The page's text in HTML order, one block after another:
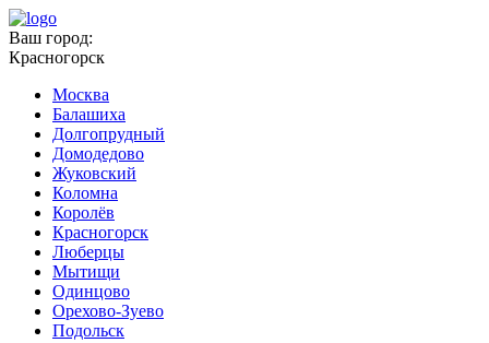
Ваш город:
Красногорск
Москва
Балашиха
Долгопрудный
Домодедово
Жуковский
Коломна
Королёв
Красногорск
Люберцы
Мытищи
Одинцово
Орехово-Зуево
Подольск